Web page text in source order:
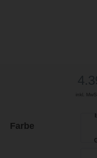
inkl.
Farbe